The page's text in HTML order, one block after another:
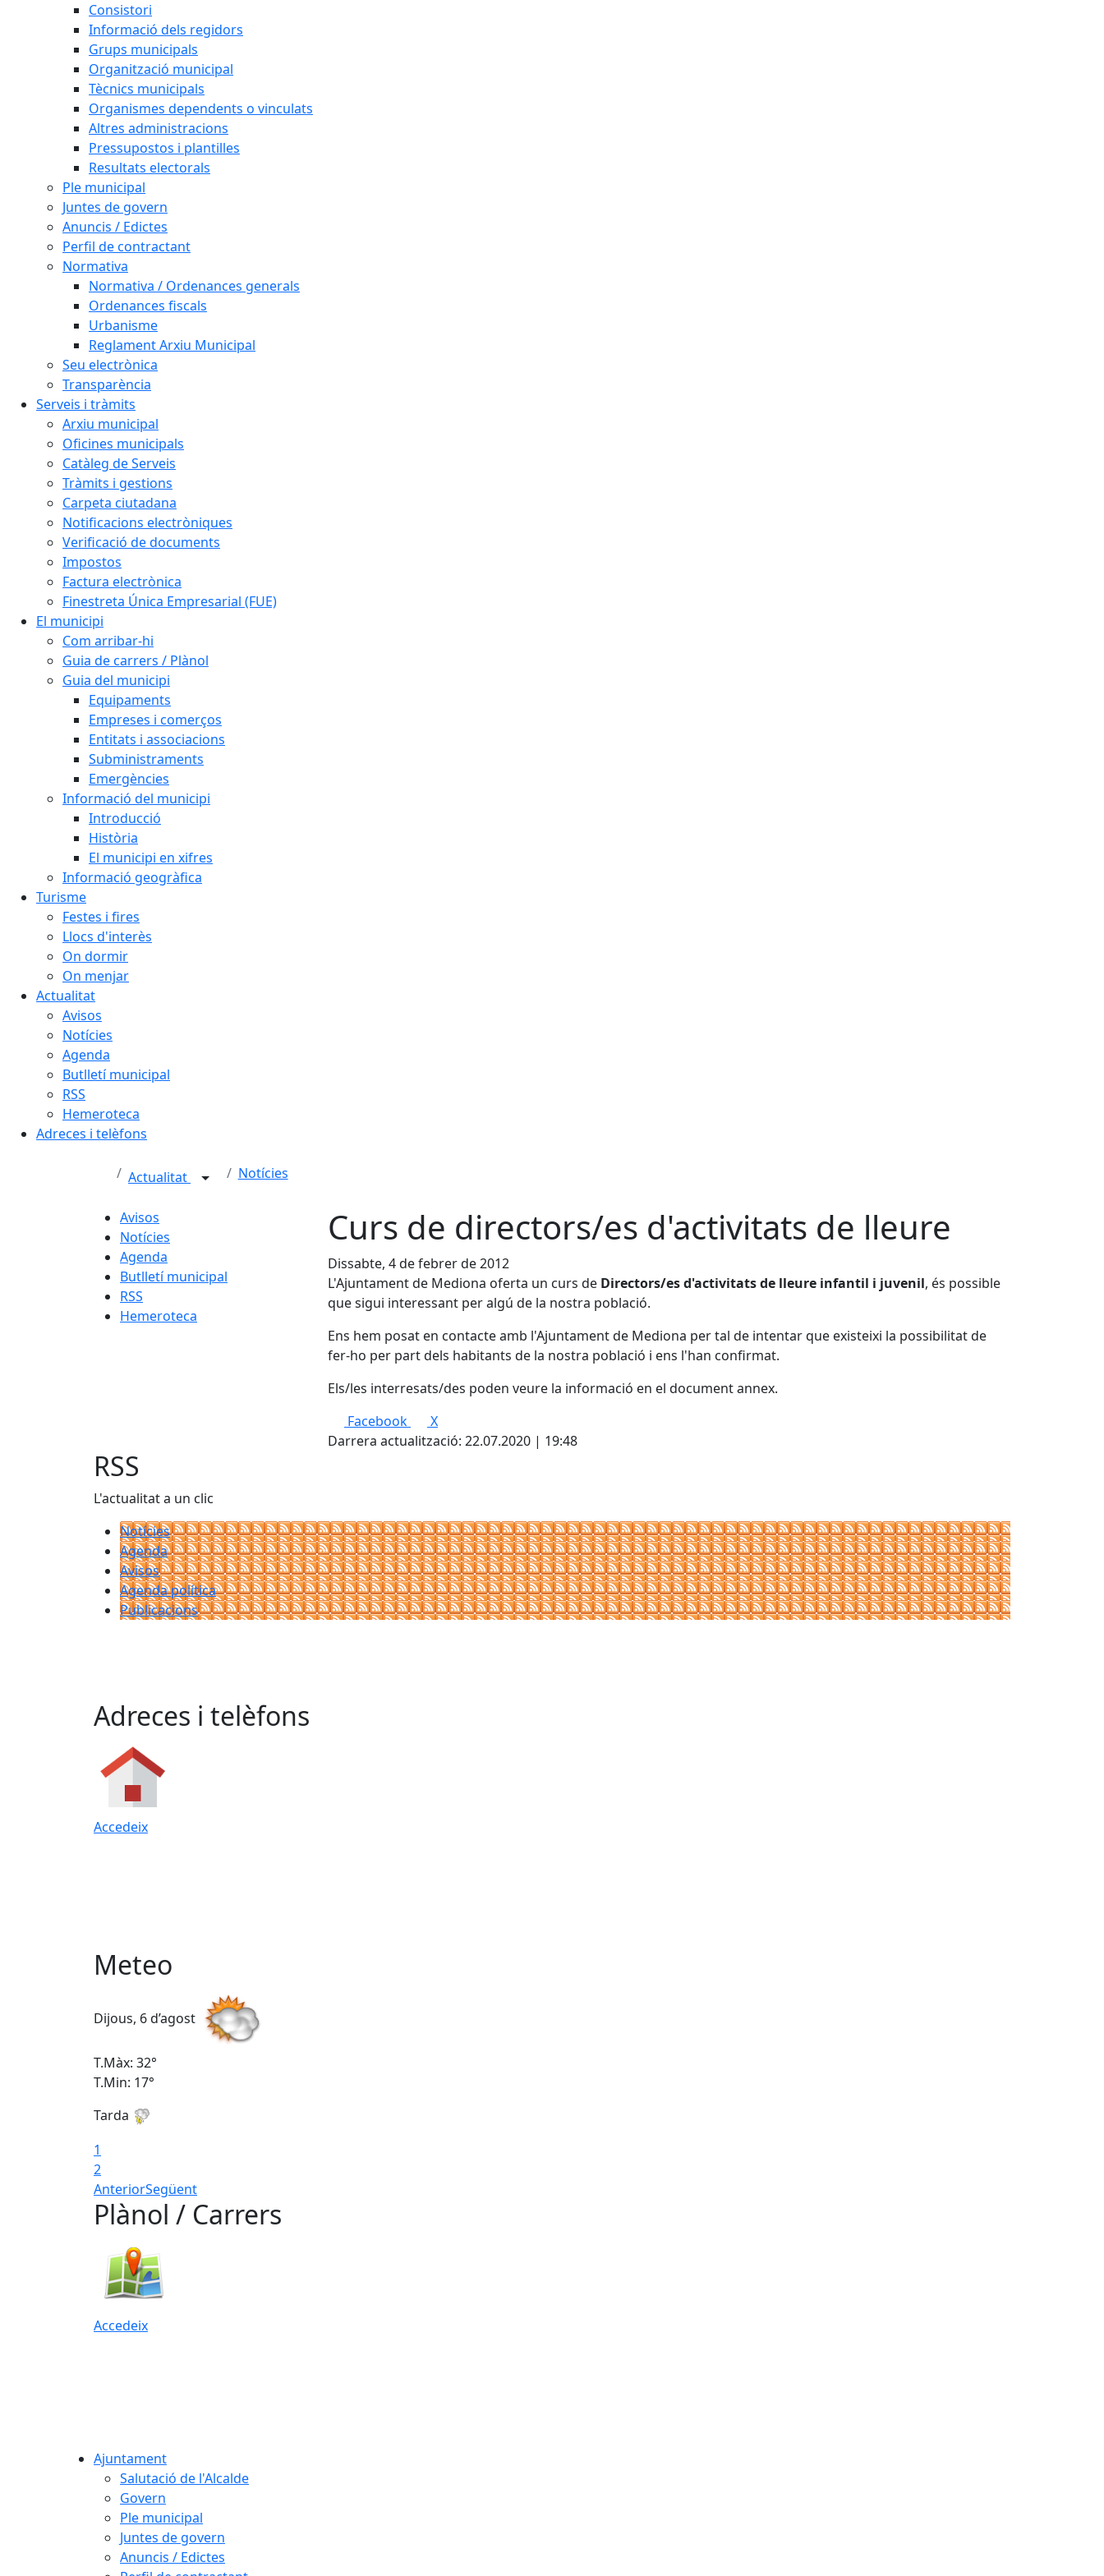
Consistori
Informació dels regidors
Grups municipals
Organització municipal
Tècnics municipals
Organismes dependents o vinculats
Altres administracions
Pressupostos i plantilles
Resultats electorals
Ple municipal
Juntes de govern
Anuncis / Edictes
Perfil de contractant
Normativa
Normativa / Ordenances generals
Ordenances fiscals
Urbanisme
Reglament Arxiu Municipal
Seu electrònica
Transparència
Serveis i tràmits
Arxiu municipal
Oficines municipals
Catàleg de Serveis
Tràmits i gestions
Carpeta ciutadana
Notificacions electròniques
Verificació de documents
Impostos
Factura electrònica
Finestreta Única Empresarial (FUE)
El municipi
Com arribar-hi
Guia de carrers / Plànol
Guia del municipi
Equipaments
Empreses i comerços
Entitats i associacions
Subministraments
Emergències
Informació del municipi
Introducció
Història
El municipi en xifres
Informació geogràfica
Turisme
Festes i fires
Llocs d'interès
On dormir
On menjar
Actualitat
Avisos
Notícies
Agenda
Butlletí municipal
RSS
Hemeroteca
Adreces i telèfons
Actualitat Notícies
Avisos
Notícies
Agenda
Butlletí municipal
RSS
Hemeroteca
Curs de directors/es d'activitats de lleure
Dissabte, 4 de febrer de 2012
L'Ajuntament de Mediona oferta un curs de Directors/es d'activitats de lleure infantil i juvenil, és possible
que sigui interessant per algú de la nostra població.
Ens hem posat en contacte amb l'Ajuntament de Mediona per tal de intentar que existeixi la possibilitat de
fer-ho per part dels habitants de la nostra població i ens l'han confirmat.
Els/les interresats/des poden veure la informació en el document annex.
Facebook
X
Darrera actualització: 22.07.2020 | 19:48
RSS
L'actualitat a un clic
Notícies
Agenda
Avisos
Agenda política
Publicacions
Adreces i telèfons
Accedeix
Meteo
Dijous, 6 d’agost
T.Màx: 32°
T.Min: 17°
Tarda
1
2
AnteriorSegüent
Plànol / Carrers
Accedeix
Ajuntament
Salutació de l'Alcalde
Govern
Ple municipal
Juntes de govern
Anuncis / Edictes